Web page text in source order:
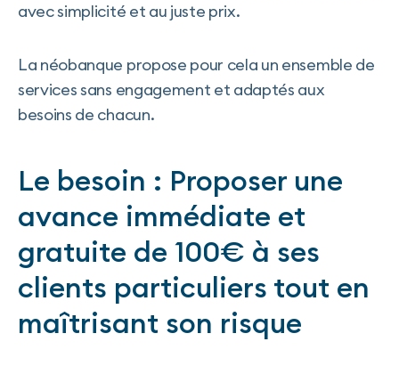
avec simplicité et au juste prix.
La néobanque propose pour cela un ensemble de
services sans engagement et adaptés aux
besoins de chacun.
Le besoin : Proposer une
avance immédiate et
gratuite de 100€ à ses
clients particuliers tout en
maîtrisant son risque